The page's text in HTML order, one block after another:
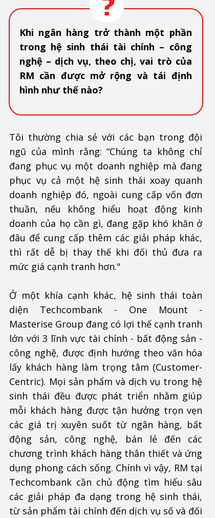
Tôi thường chia sẻ với các bạn trong đội
ngũ của mình rằng: “Chúng ta không chỉ
đang phục vụ một doanh nghiệp mà đang
phục vụ cả một hệ sinh thái xoay quanh
doanh nghiệp đó, ngoài cung cấp vốn đơn
thuần, nếu không hiểu hoạt động kinh
doanh của họ cần gì, đang gặp khó khăn ở
đâu để cung cấp thêm các giải pháp khác,
thì rất dễ bị thay thế khi đối thủ đưa ra
mức giá cạnh tranh hơn."
Ở một khía cạnh khác, hệ sinh thái toàn
diện Techcombank - One Mount -
Masterise Group đang có lợi thế cạnh tranh
lớn với 3 lĩnh vực tài chính - bất động sản -
công nghệ, được định hướng theo văn hóa
lấy khách hàng làm trọng tâm (Customer-
Centric). Mọi sản phẩm và dịch vụ trong hệ
sinh thái đều được phát triển nhằm giúp
mỗi khách hàng được tận hưởng trọn vẹn
các giá trị xuyên suốt từ ngân hàng, bất
động sản, công nghệ, bán lẻ đến các
chương trình khách hàng thân thiết và ứng
dụng phong cách sống. Chính vì vậy, RM tại
Techcombank cần chủ động tìm hiểu sâu
các giải pháp đa dạng trong hệ sinh thái,
từ sản phẩm tài chính đến dịch vụ số và đối
Khi ngân hàng trở thành một phần
trong hệ sinh thái tài chính – công
nghệ – dịch vụ, theo chị, vai trò của
RM cần được mở rộng và tái định
hình như thế nào?